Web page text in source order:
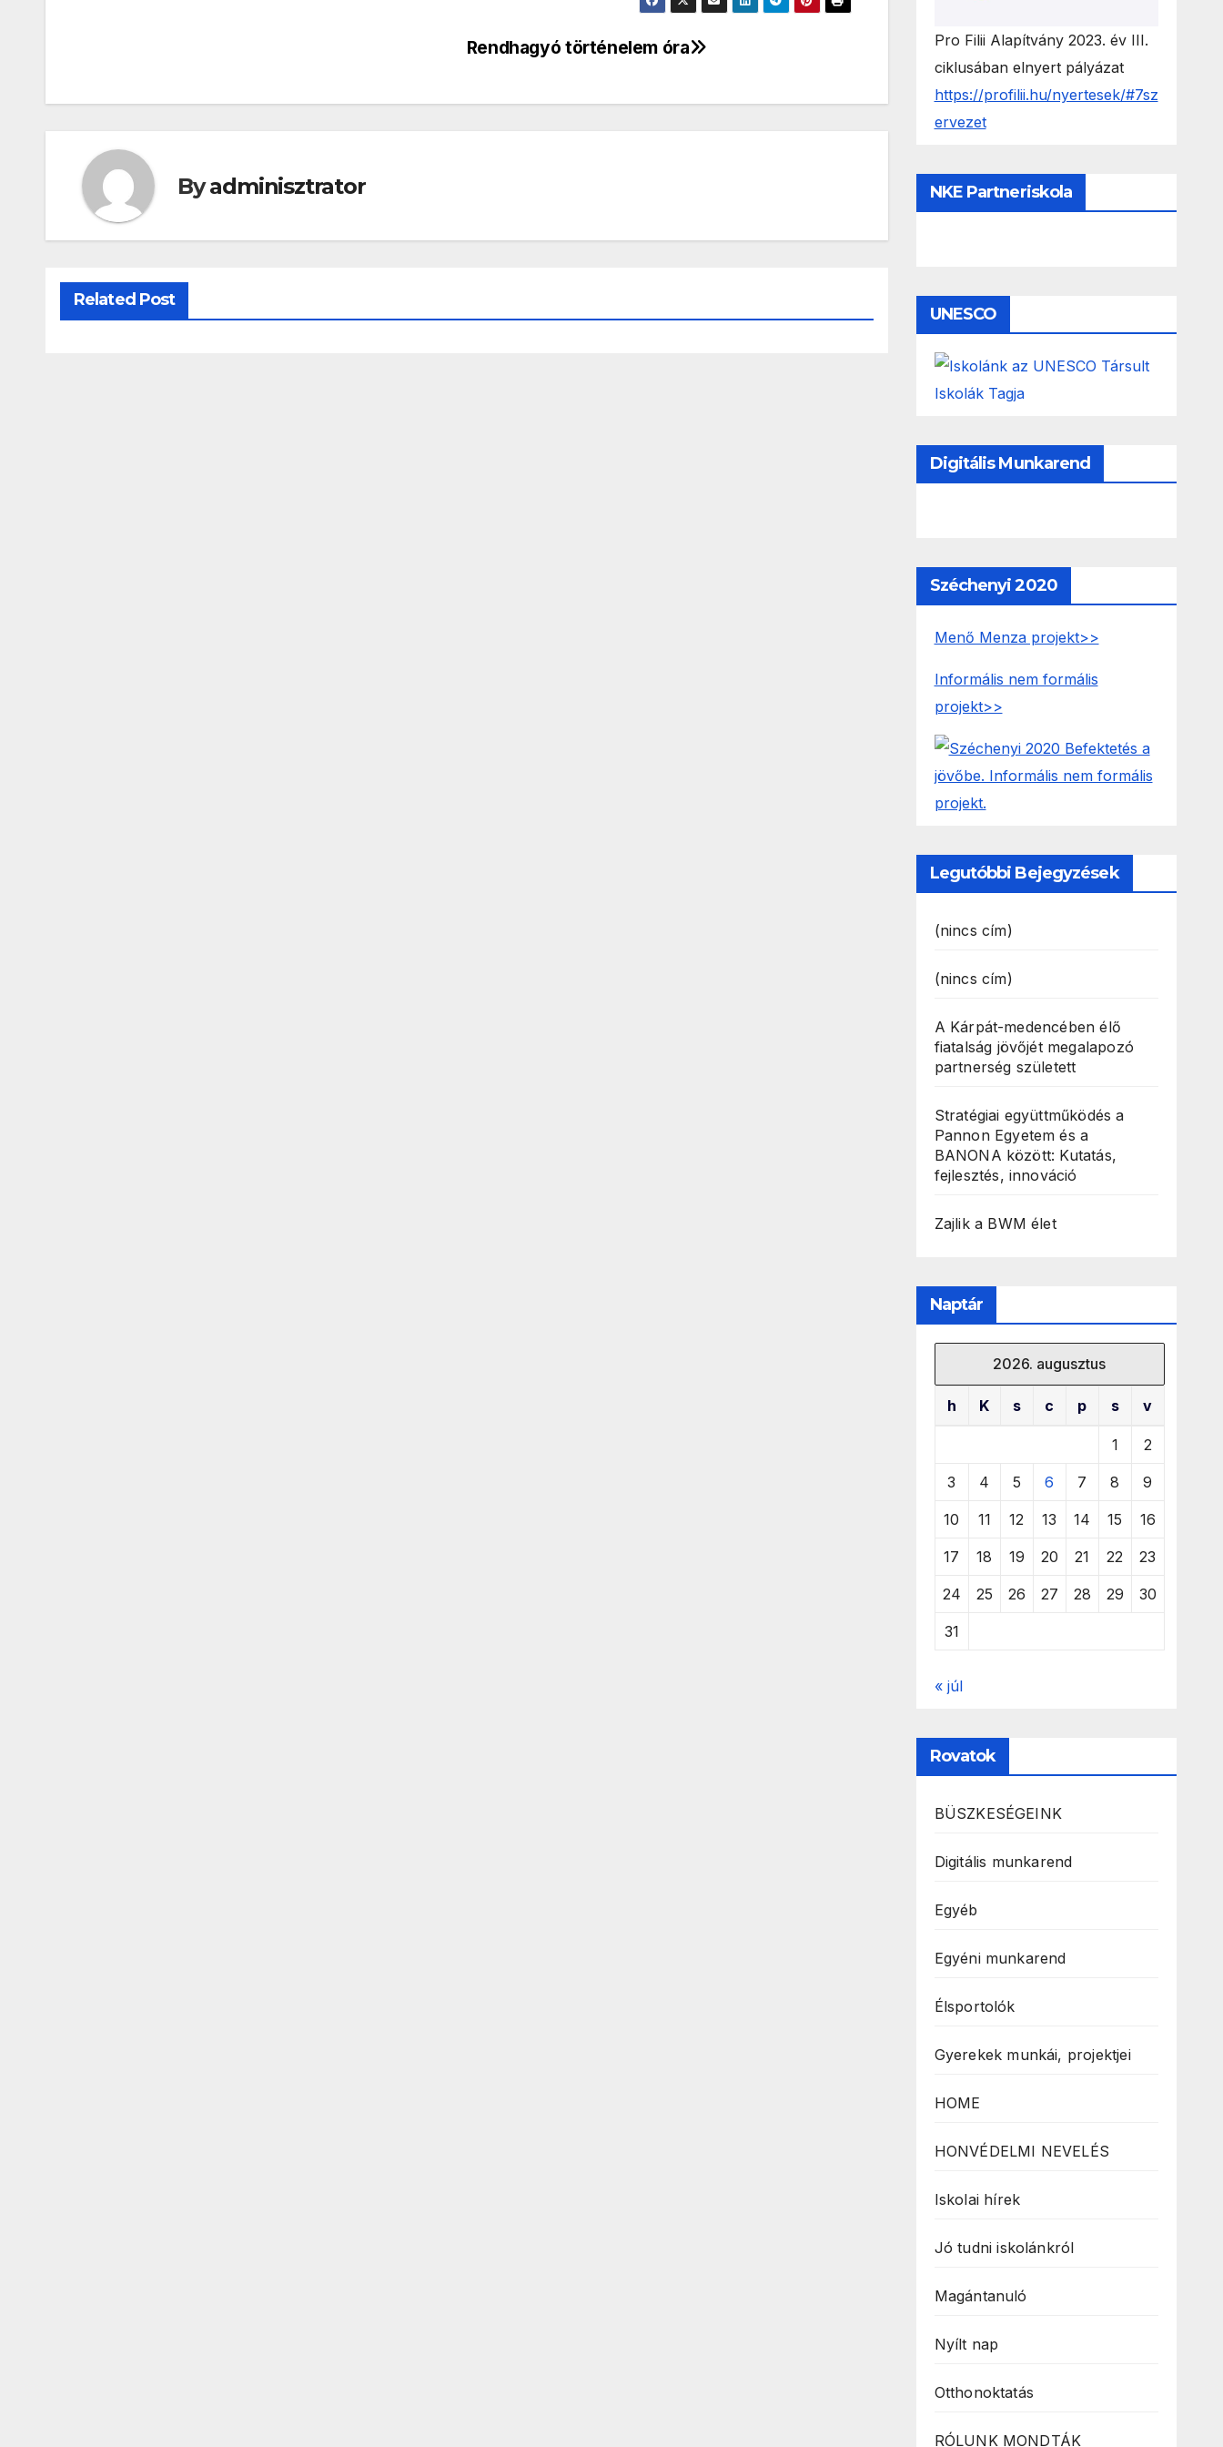
Rendhagyó történelem óra
Byadminisztrator
Related Post
Pro Filii Alapítvány 2023. év III.
ciklusában elnyert pályázat
https://profilii.hu/nyertesek/#7sz
ervezet
NKE Partneriskola
UNESCO
Digitális Munkarend
Széchenyi 2020
Menő Menza projekt>>
Informális nem formális
projekt>>
Legutóbbi Bejegyzések
(nincs cím)
(nincs cím)
A Kárpát-medencében élő
fiatalság jövőjét megalapozó
partnerség született
Stratégiai együttműködés a
Pannon Egyetem és a
BANONA között: Kutatás,
fejlesztés, innováció
Zajlik a BWM élet
Naptár
2026. augusztus
h K s c p s v
1 2
3 4 5 6 7 8 9
10 11 12 13 14 15 16
17 18 19 20 21 22 23
24 25 26 27 28 29 30
31
« júl
Rovatok
BÜSZKESÉGEINK
Digitális munkarend
Egyéb
Egyéni munkarend
Élsportolók
Gyerekek munkái, projektjei
HOME
HONVÉDELMI NEVELÉS
Iskolai hírek
Jó tudni iskolánkról
Magántanuló
Nyílt nap
Otthonoktatás
RÓLUNK MONDTÁK